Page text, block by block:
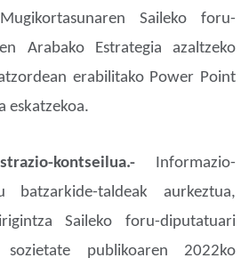
Saileko foru-
Arabako Estrategia azaltzeko
erabilitako Power Point
eskatzekoa.
kontseilua.-
Informazio-
batzarkide-taldeak aurkeztua,
Saileko foru-diputatuari
sozietate publikoaren 2022ko